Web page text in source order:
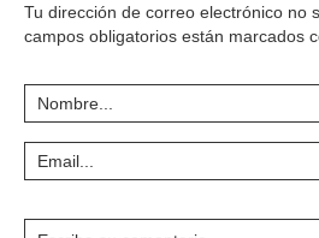
Tu dirección de correo electrónico no
campos obligatorios están marcados